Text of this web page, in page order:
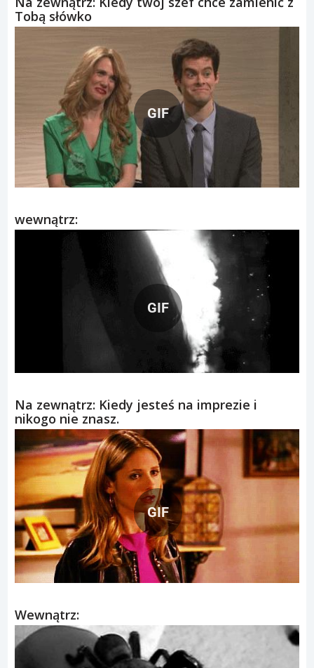
Tobą słówko
GIF
wewnątrz:
GIF
Na zewnątrz: Kiedy jesteś na imprezie i
nikogo nie znasz.
GIF
Wewnątrz: